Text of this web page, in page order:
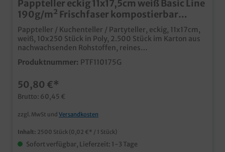
Pappteller eckig 11x17,5cm weiß Basic Line
190g/m² Frischfaser kompostierbar
2500St
Pappteller / Kuchenteller / Partyteller, eckig, 11x17cm,
weiß, 10x250 Stück in Poly, 2.500 Stück im Karton aus
nachwachsenden Rohstoffen, reines
Frischfasermaterial 100% lebensmitteltauglich fett-
und feuchtigkeitsresistent, auch ohne
Bäckerei, Backshop und Imbiss Pappteller aus
Frischfaser werden nicht aus Recyclingmaterial oder
dessen anteiliger Zusetzung hergestellt. Dadurch
können auch keine Chemikalienreste oder Zusätze aus
vorangegangenen Recyclingschritten enthalten sein,
die die Lebensmitteltauglichkeit beeinflussen könnten.
Durch das Frischfasermaterial ist der Pappteller oder
die Pappschale gleichzeitig weit hochwertiger und
Produktnummer: PTF110175G
50,80 €*
Brutto: 60,45 €
zzgl. MwSt und Versandkosten
Inhalt: 2500 Stück (0,02 €* / 1 Stück)
Sofort verfügbar, Lieferzeit: 1-3 Tage